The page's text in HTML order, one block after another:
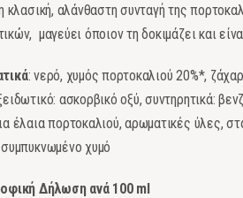
κλασική, αλάνθαστη συνταγή της
μαγεύει όποιον τη δοκιμάζει και
: νερό, χυμός πορτοκαλιού 20%*,
ασκορβικό οξύ, συντηρητικά:
έλαια πορτοκαλιού, αρωματικές ύλες,
χυμό
Δήλωση ανά 100 ml